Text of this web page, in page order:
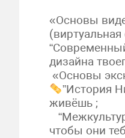
«Основы
дизайна
«Основы
”История
живёшь ;
чтобы они